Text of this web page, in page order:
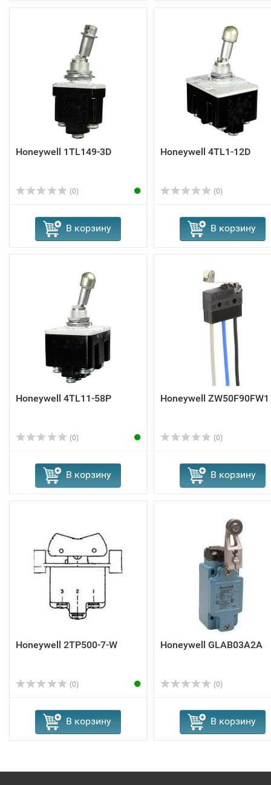
Honeywell 1TL149-3D
(0)
В корзину
Honeywell 4TL1-12D
(0)
В корзину
Honeywell 4TL11-58P
(0)
В корзину
Honeywell ZW50F90FW1
(0)
В корзину
Honeywell 2TP500-7-W
(0)
В корзину
Honeywell GLAB03A2A
(0)
В корзину